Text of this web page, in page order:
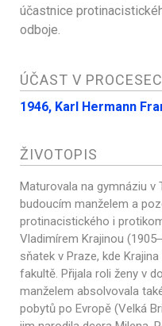
účastnice
odboje.
ÚČAST V
1946, Karl Hermann
ŽIVOTOPIS
Maturovala na gymnáziu v
budoucím manželem a
protinacistického i
Vladimírem Krajinou
sňatek v Praze, kde
fakultě. Přijala roli ženy v
manželem absolvovala
pobytů po Evropě (Velká